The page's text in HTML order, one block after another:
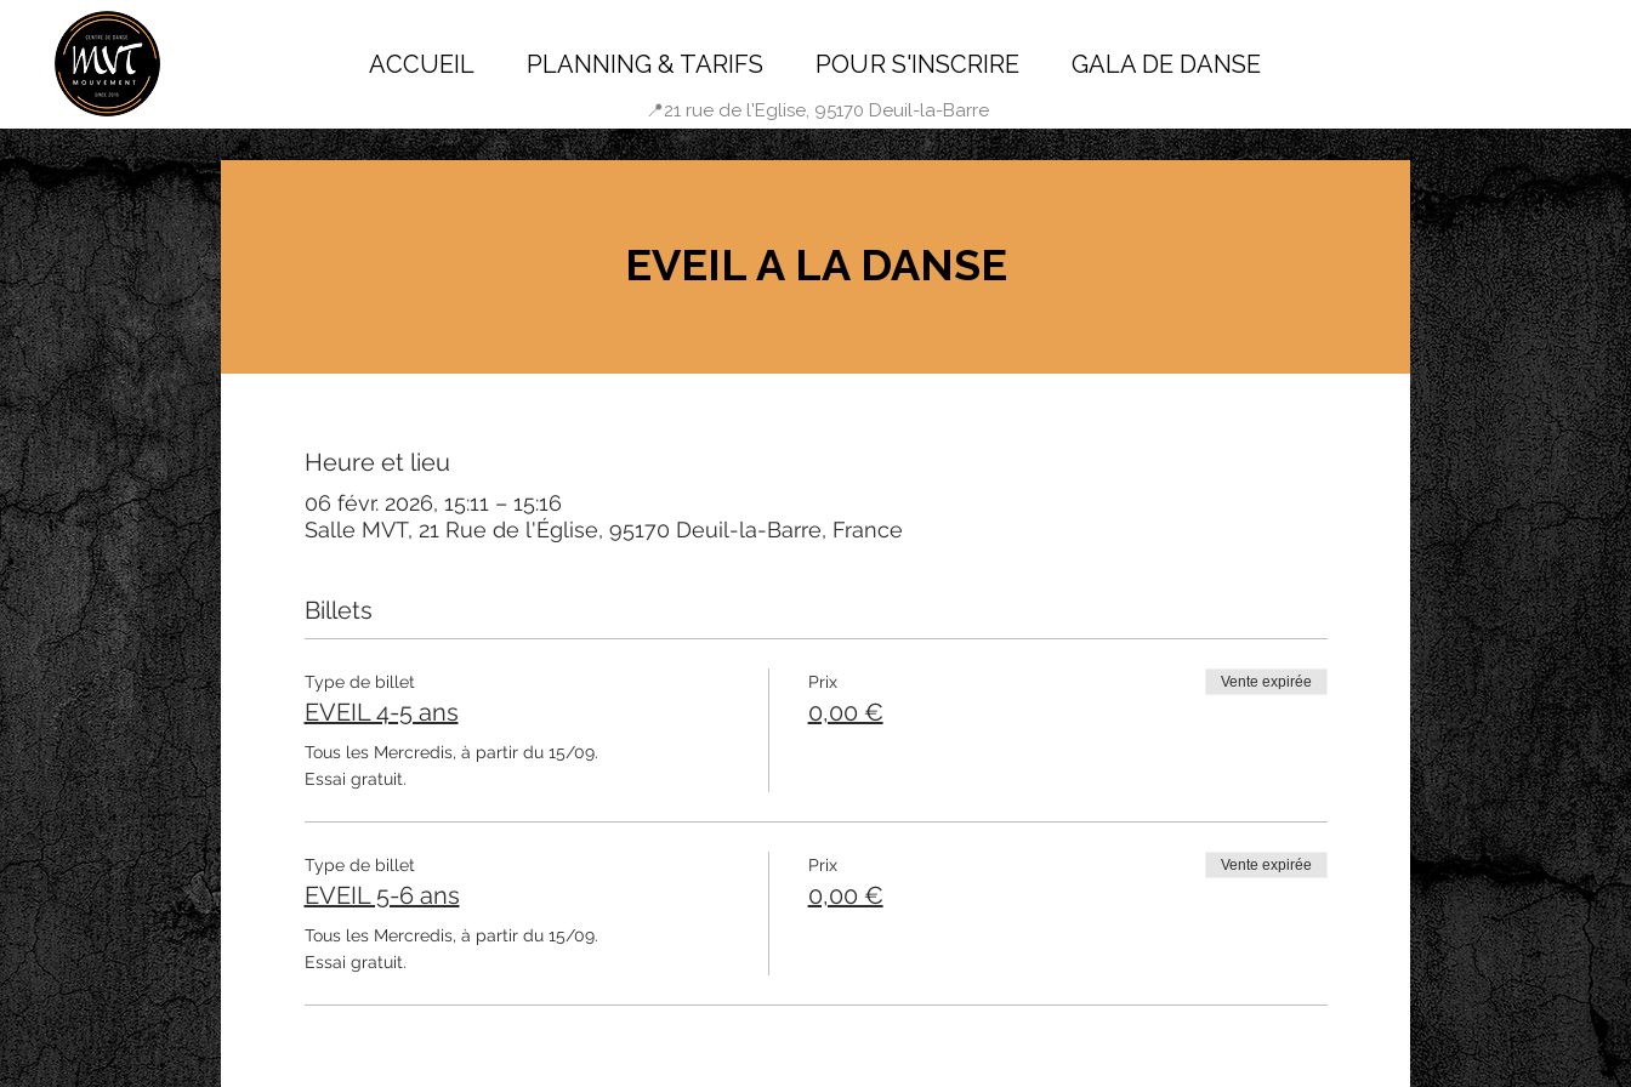
ACCUEIL PLANNING & TARIFS POUR S'INSCRIRE GALA DE DANSE
📍21 rue de l'Eglise, 95170 Deuil-la-Barre
EVEIL A LA DANSE
Heure et lieu
06 févr. 2026, 15:11 – 15:16
Salle MVT, 21 Rue de l'Église, 95170 Deuil-la-Barre, France
Billets
Type de billet
EVEIL 4-5 ans
Tous les Mercredis, à partir du 15/09.
Essai gratuit.
Prix
0,00 €
Vente expirée
Type de billet
EVEIL 5-6 ans
Tous les Mercredis, à partir du 15/09.
Essai gratuit.
Prix
0,00 €
Vente expirée